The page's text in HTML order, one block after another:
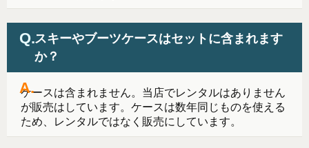
スキーやブーツケースはセットに含まれます
か？
ケースは含まれません。当店でレンタルはありません
が販売はしています。ケースは数年同じものを使える
ため、レンタルではなく販売にしています。